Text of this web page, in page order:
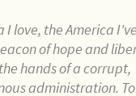
I love, the America
of hope and
hands of a corrupt,
administration.